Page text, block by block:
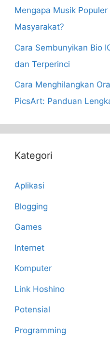
Mengapa Musik
Masyarakat?
Cara Sembunyikan Bio
dan Terperinci
Cara Menghilangkan
PicsArt: Panduan
Kategori
Aplikasi
Blogging
Games
Internet
Komputer
Link Hoshino
Potensial
Programming